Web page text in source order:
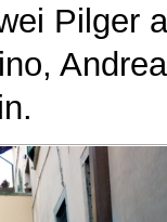
Pilger